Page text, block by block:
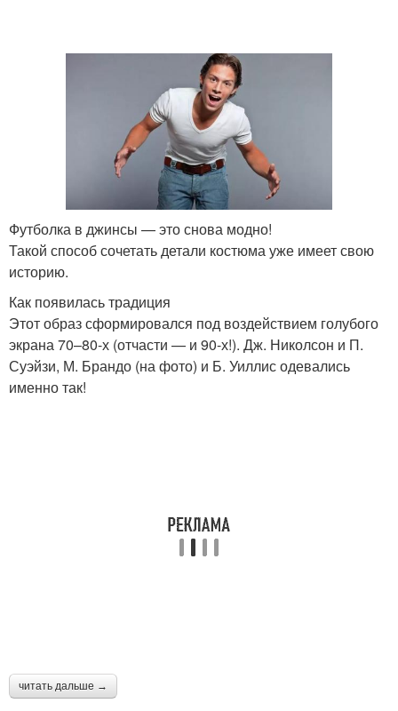
Футболка в джинсы — это снова модно!
Такой способ сочетать детали костюма уже имеет свою
историю.
Как появилась традиция
Этот образ сформировался под воздействием голубого
экрана 70–80-х (отчасти — и 90-х!). Дж. Николсон и П.
Суэйзи, М. Брандо (на фото) и Б. Уиллис одевались
именно так!
читать дальше →